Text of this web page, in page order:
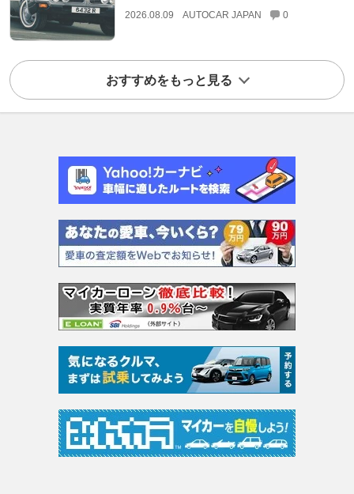
2026.08.09 AUTOCAR JAPAN 0
おすすめをもっと見る